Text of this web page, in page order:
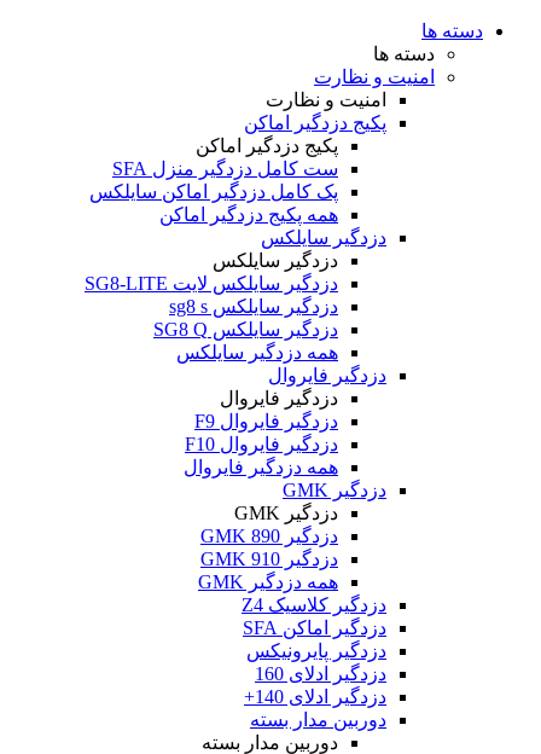
دسته ها
دسته ها
امنیت و نظارت
امنیت و نظارت
پکیج دزدگیر اماکن
پکیج دزدگیر اماکن
ست کامل دزدگیر منزل SFA
پک کامل دزدگیر اماکن سایلکس
همه پکیج دزدگیر اماکن
دزدگیر سایلکس
دزدگیر سایلکس
دزدگیر سایلکس لایت SG8-LITE
دزدگیر سایلکس sg8 s
دزدگیر سایلکس SG8 Q
همه دزدگیر سایلکس
دزدگیر فایروال
دزدگیر فایروال
دزدگیر فایروال F9
دزدگیر فایروال F10
همه دزدگیر فایروال
دزدگیر GMK
دزدگیر GMK
دزدگیر GMK 890
دزدگیر GMK 910
همه دزدگیر GMK
دزدگیر کلاسیک Z4
دزدگیر اماکن SFA
دزدگیر پایرونیکس
دزدگیر ادلای 160
دزدگیر ادلای 140+
دوربین مدار بسته
دوربین مدار بسته